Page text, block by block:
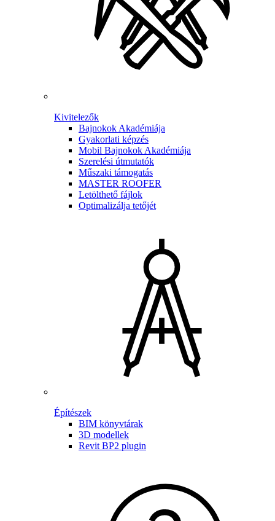
Kivitelezők
Bajnokok Akadémiája
Gyakorlati képzés
Mobil Bajnokok Akadémiája
Szerelési útmutatók
Műszaki támogatás
MASTER ROOFER
Letölthető fájlok
Optimalizálja tetőjét
Építészek
BIM könyvtárak
3D modellek
Revit BP2 plugin